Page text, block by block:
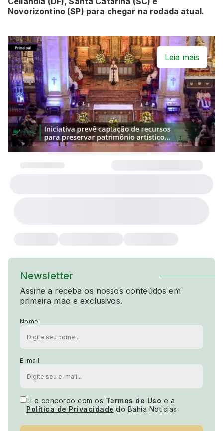
Novorizontino (SP) para chegar na rodada atual.
Leia mais
Newsletter
Assine a receba os nossos conteúdos em
primeira mão e exclusivos.
Nome
E-mail
Li e concordo com os Termos de Uso e a
Política de Privacidade do Bahia Noticias